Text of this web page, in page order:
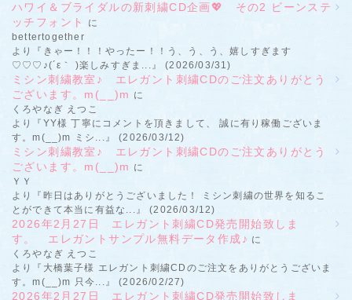
ハワイ＆ブライダルの新刺繍CD企画💖 その2 ビーンステ
ッチフォント
に
bettertogether
より『きゃー！！！やったー！！う、う、う、嬉しすぎます
♡♡♡♪(´ε｀ )楽しみすぎま...』 (2026/03/31)
ミシン刺繍教室♪ エレガント刺繍CDのご注文ありがとう
ございます。m(__)m に
くろやなぎ えつこ
より『YY様 丁寧にコメントを頂きまして、 誠に有り稼働ございま
す。m(__)m ミシ...』 (2026/03/12)
ミシン刺繍教室♪ エレガント刺繍CDのご注文ありがとう
ございます。m(__)m に
ＹＹ
より『昨日はありがとうございました！ ミシン刺繍の世界を知るこ
とができて本当に有益な...』 (2026/03/12)
2026年2月27日 エレガント刺繍CD発売開始致しま
す。 エレガントサンプル無料データ作成♪ に
くろやなぎ えつこ
より『大橋葉子様 エレガント刺繍CDのご注文をありがとうございま
す。m(__)m 只今...』 (2026/02/27)
2026年2月27日 エレガント刺繍CD発売開始致しま